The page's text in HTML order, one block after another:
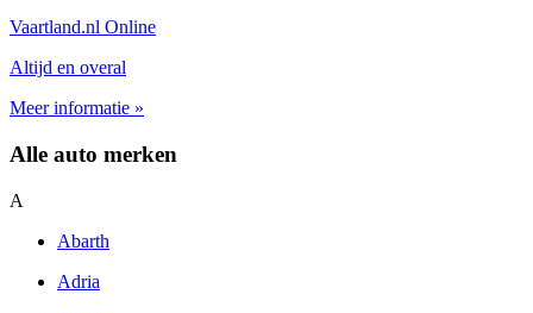
Vaartland.nl Online
Altijd en overal
Meer informatie »
Alle auto merken
A
Abarth
Adria